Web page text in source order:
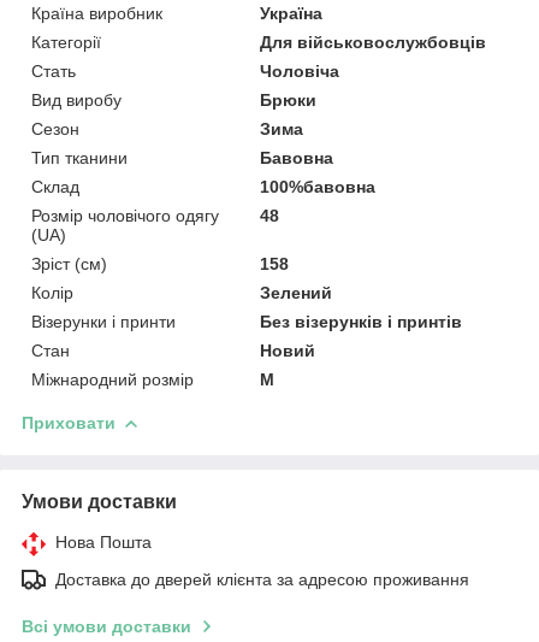
Країна виробник
Україна
Категорії
Для військовослужбовців
Стать
Чоловіча
Вид виробу
Брюки
Сезон
Зима
Тип тканини
Бавовна
Склад
100%бавовна
Розмір чоловічого одягу
(UA)
48
Зріст (см)
158
Колір
Зелений
Візерунки і принти
Без візерунків і принтів
Стан
Новий
Міжнародний розмір
M
Приховати
Умови доставки
Нова Пошта
Доставка до дверей клієнта за адресою проживання
Всі умови доставки